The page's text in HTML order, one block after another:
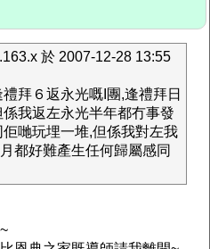
於 2007-12-28 13:55
拜６返永光嘅I團,逢禮拜日
我返左永光半年都冇事發
哋玩埋一堆,但係我對左我
都好難產生任何歸屬感同